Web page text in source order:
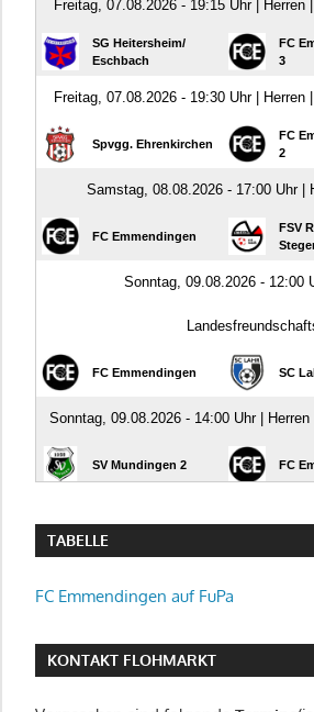
TABELLE
FC Emmendingen auf FuPa
KONTAKT FLOHMARKT